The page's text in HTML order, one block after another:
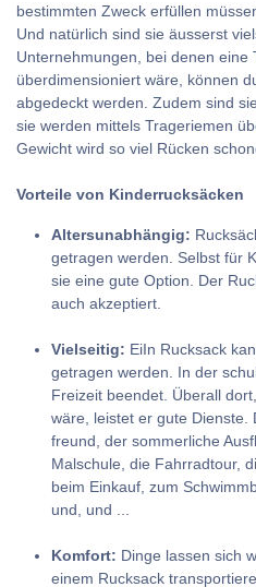
bestimmten Zweck erfüllen
Und natürlich sind sie äusserst
Unternehmungen, bei denen eine
überdimensioniert wäre, können
abgedeckt werden. Zudem sind
sie werden mittels Trageriemen
Gewicht wird so viel Rücken
Vorteile von Kinderrucksäcken
Altersunabhängig:
getragen werden. Selbst für
sie eine gute Option. Der
auch akzeptiert.
Vielseitig: EiIn Rucksack
getragen werden. In der
Freizeit beendet. Überall
wäre, leistet er gute Dienste.
freund, der sommerliche
Malschule, die Fahrradtour,
beim Einkauf, zum
und, und ...
Komfort: Dinge lassen sich
einem Rucksack